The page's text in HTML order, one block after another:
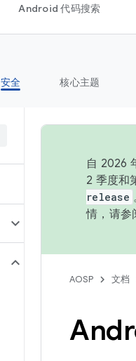
Android 代码搜索
安全 核心主题
自 2026
2 季度和
release
情，请参
AOSP 文档